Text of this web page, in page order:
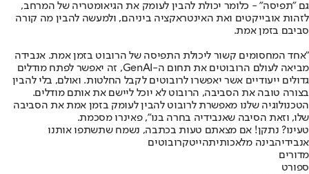
גם "תפיסה" - כלומר יכולת להבין לעומק את הגיאומטריה של המרחב,
לזהות אובייקטים ואת האינטראקציה ביניהם, ולמעשה להבין מה קורה
סביבם בזמן אמת.
"אחד המחסומים קשור ליכולת התפיסה של הרובוט בזמן אמת. אנבידה
מביאה לעולם הרובוטים את תחום ה-GenAI, זה יאפשר לפתח מודלים
גדולים ייעודיים אשר יאפשרו לרובוטים לקבל החלטות. ואולם, בלי להבין
בצורה טובה את הסביבה, הרובוט לא יוכל ליישם את אותם מודלים.
הטכנולוגיה שלנו מאפשרת לרובוט להבין לעומק בזמן אמת את הסביבה
שלו, וזאת הסיבה שאנבידיה בחרה בנו", פאינרו מסכמת.
טעינו? נתקן! אם מצאתם טעות בכתבה, נשמח שתשתפו אותנו
אנבידיהבינה מלאכותיתהייטקרובוטים
מדורים
ספורט